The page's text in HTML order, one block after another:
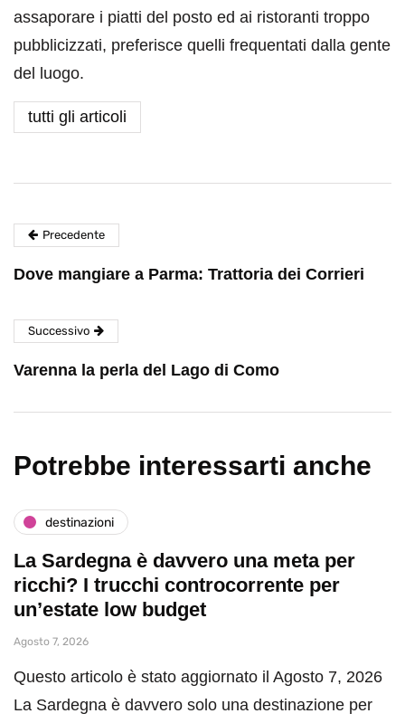
assaporare i piatti del posto ed ai ristoranti troppo
pubblicizzati, preferisce quelli frequentati dalla gente
del luogo.
tutti gli articoli
Precedente
Dove mangiare a Parma: Trattoria dei Corrieri
Successivo
Varenna la perla del Lago di Como
Potrebbe interessarti anche
destinazioni
La Sardegna è davvero una meta per
ricchi? I trucchi controcorrente per
un’estate low budget
Agosto 7, 2026
Questo articolo è stato aggiornato il Agosto 7, 2026
La Sardegna è davvero solo una destinazione per